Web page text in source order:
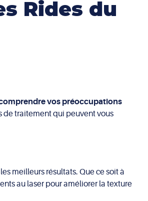
Rides du
vos préoccupations
de traitement qui peuvent vous
meilleurs résultats. Que ce soit à
au laser pour améliorer la texture